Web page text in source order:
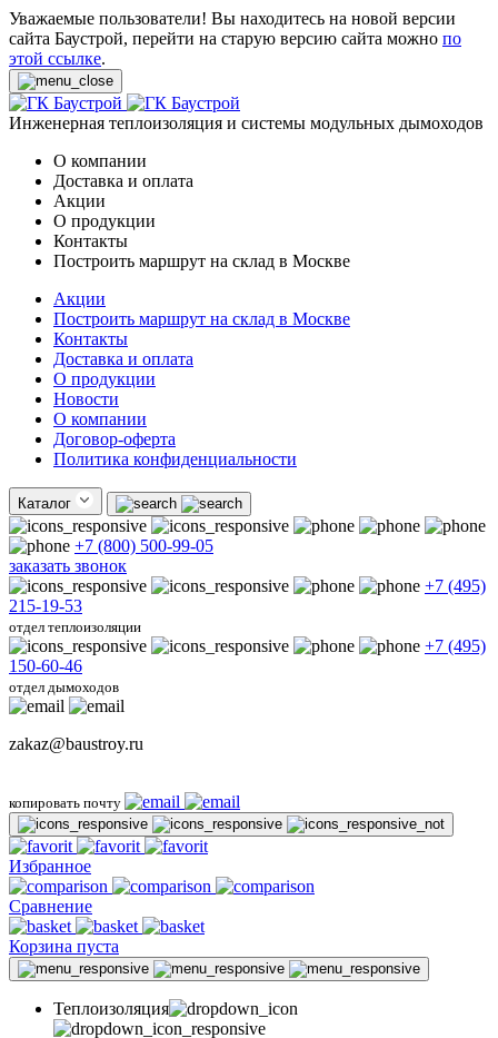
Уважаемые пользователи! Вы находитесь на новой версии
сайта Баустрой, перейти на старую версию сайта можно по
этой ссылке.
Инженерная теплоизоляция и системы модульных дымоходов
О компании
Доставка и оплата
Акции
О продукции
Контакты
Построить маршрут на склад в Москве
Акции
Построить маршрут на склад в Москве
Контакты
Доставка и оплата
О продукции
Новости
О компании
Договор-оферта
Политика конфиденциальности
Каталог
+7 (800) 500-99-05
заказать звонок
+7 (495)
215-19-53
отдел теплоизоляции
+7 (495)
150-60-46
отдел дымоходов
zakaz@baustroy.ru
копировать почту
Избранное
Сравнение
Корзина пуста
Теплоизоляция